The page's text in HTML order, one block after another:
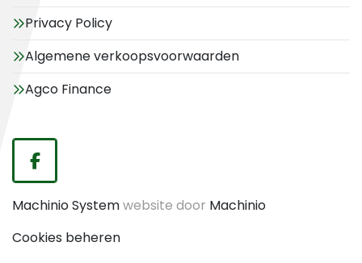
Privacy Policy
Algemene verkoopsvoorwaarden
Agco Finance
facebook
Machinio Systemwebsite door Machinio
Cookies beheren